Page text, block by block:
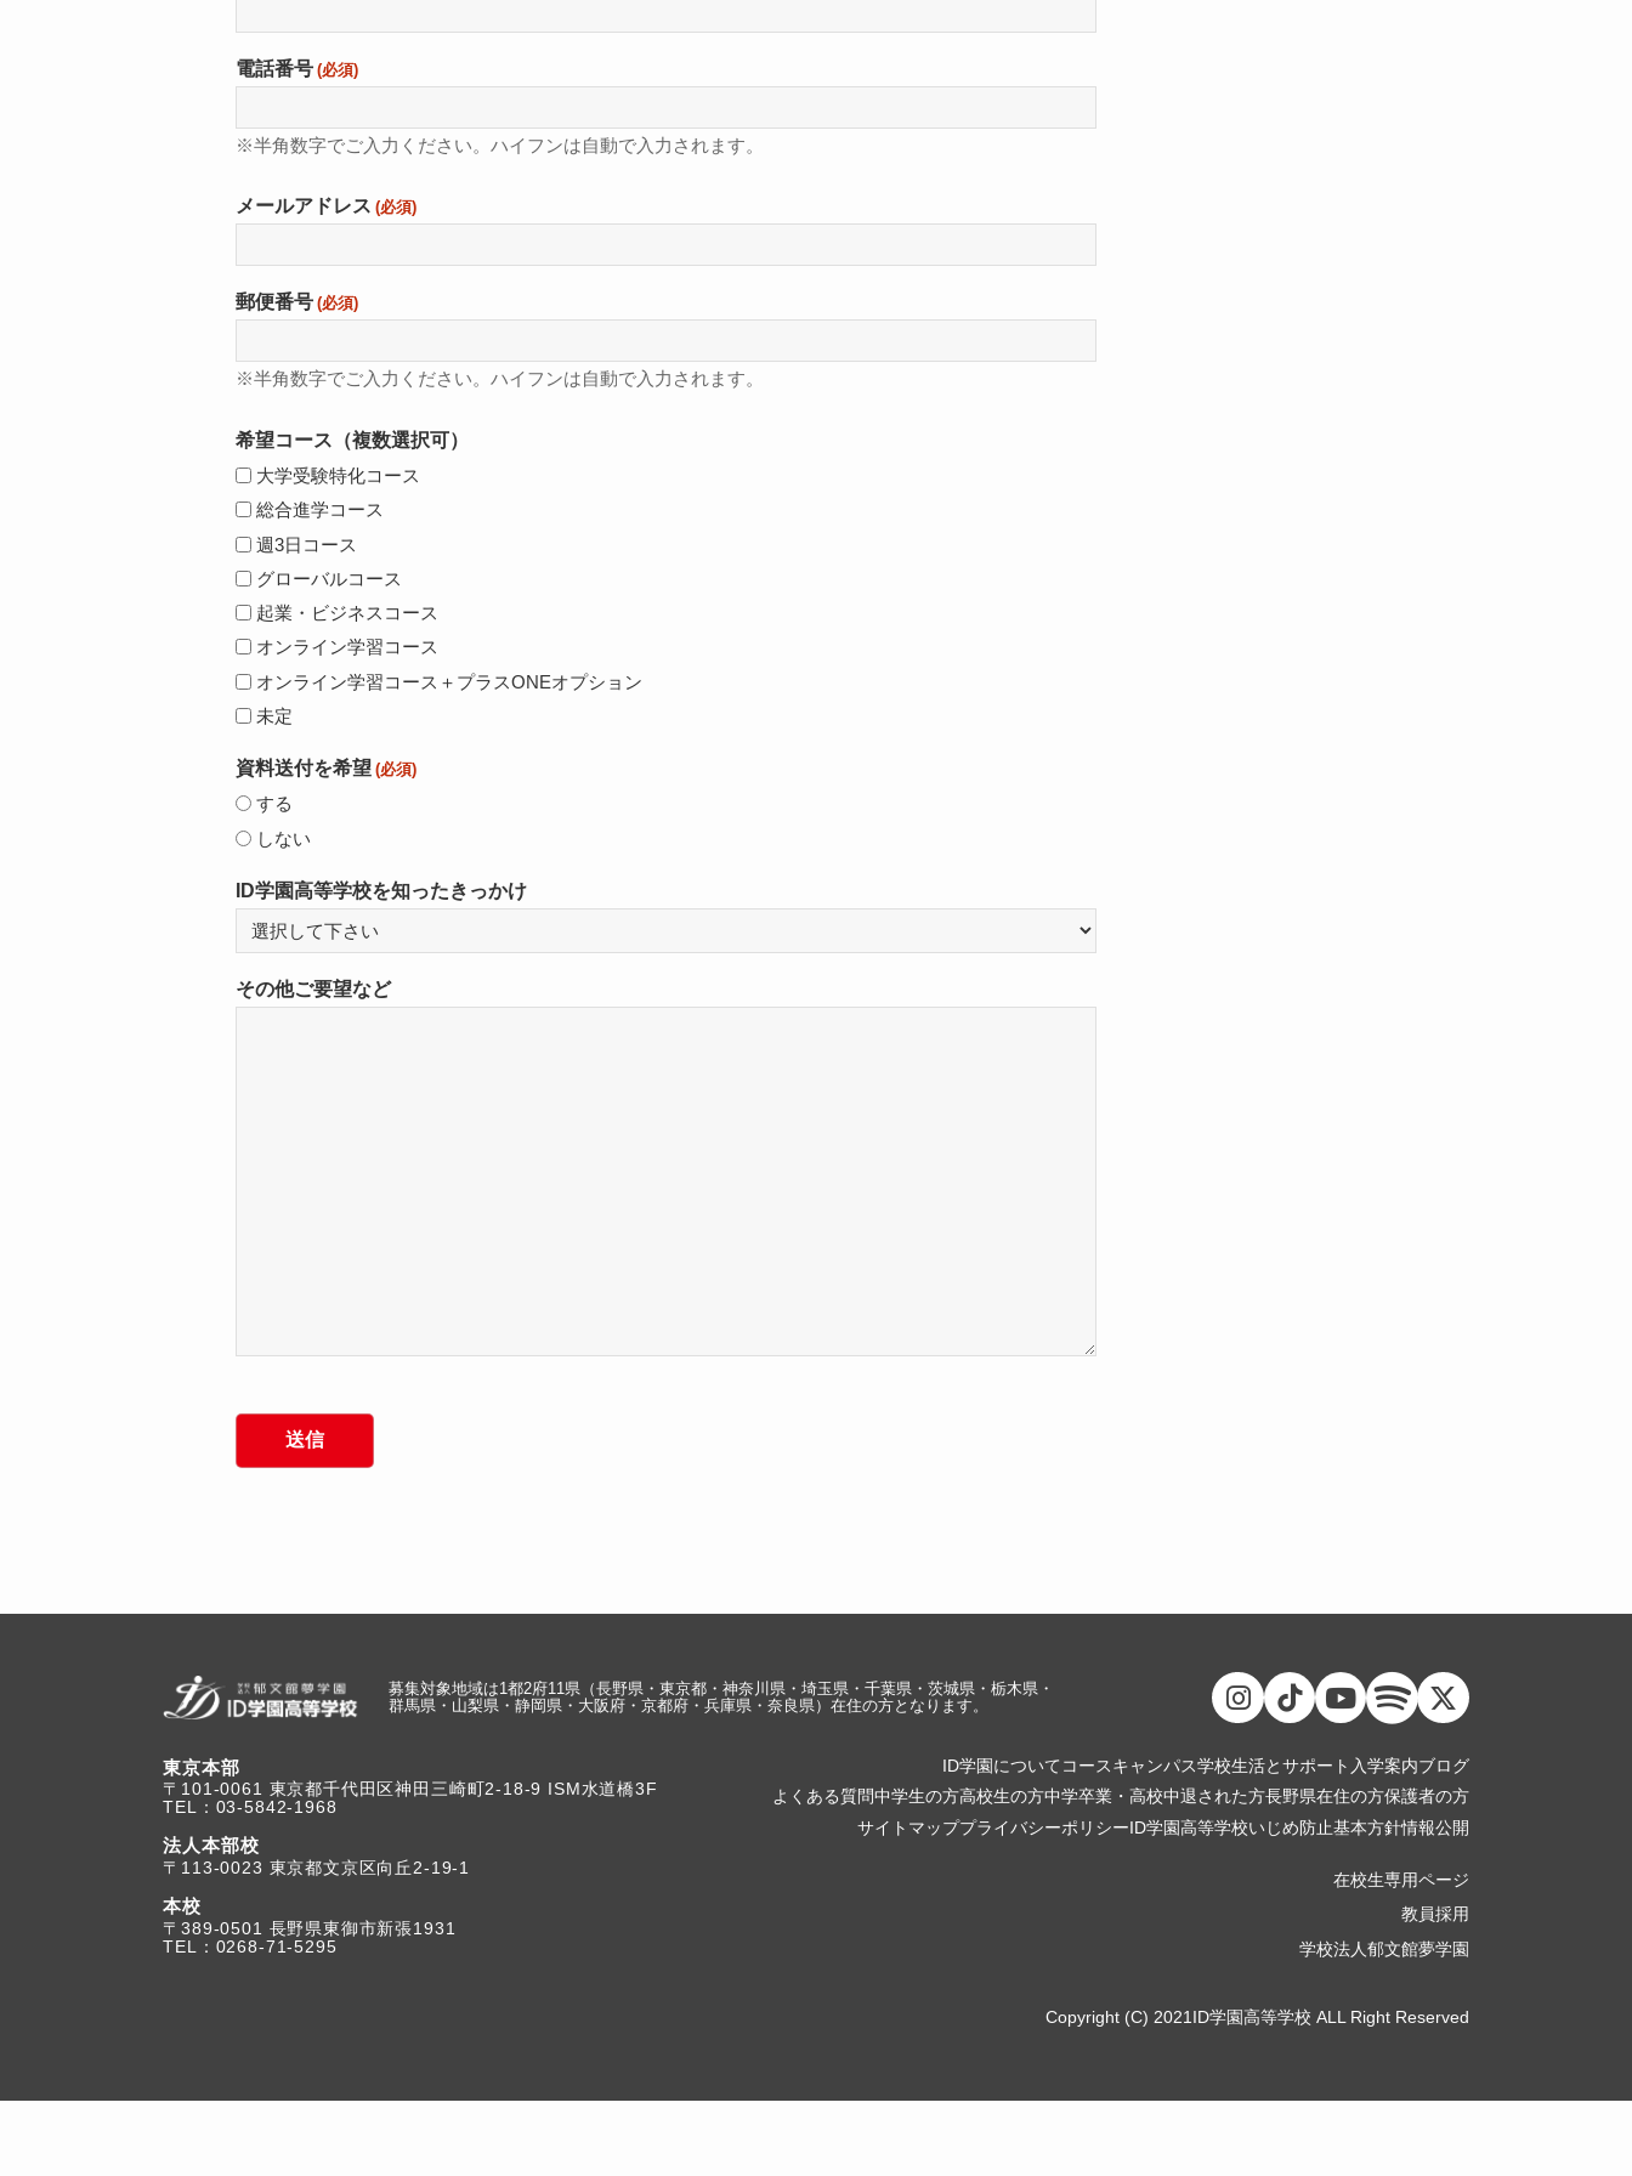
電話番号 (必須)
※半角数字でご入力ください。ハイフンは自動で入力されます。
メールアドレス (必須)
郵便番号 (必須)
※半角数字でご入力ください。ハイフンは自動で入力されます。
希望コース（複数選択可）
大学受験特化コース
総合進学コース
週3日コース
グローバルコース
起業・ビジネスコース
オンライン学習コース
オンライン学習コース＋プラスONEオプション
未定
資料送付を希望 (必須)
する
しない
ID学園高等学校を知ったきっかけ
その他ご要望など
募集対象地域は1都2府11県（長野県・東京都・神奈川県・埼玉県・千葉県・茨城県・栃木県・
群馬県・山梨県・静岡県・大阪府・京都府・兵庫県・奈良県）在住の方となります。
東京本部
TEL：03-5842-1968
法人本部校
〒113-0023 東京都文京区向丘2-19-1
本校
TEL：0268-71-5295
ID学園について コース キャンパス学校生活とサポート 入学案内ブログ
よくある質問中学生の方高校生の方中学卒業・高校中退された方長野県在住の方保護者の方
サイトマッププライバシーポリシー ID学園高等学校いじめ防止基本方針情報公開
在校生専用ページ
教員採用
学校法人郁文館夢学園
Copyright (C) 2021ID学園高等学校 ALL Right Reserved